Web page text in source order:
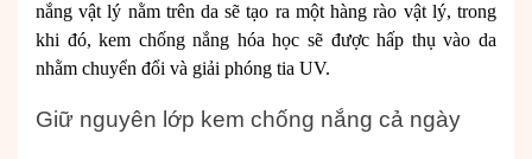
nắng vật lý nằm trên da sẽ tạo ra một hàng rào vật lý, trong
khi đó, kem chống nắng hóa học sẽ được hấp thụ vào da
nhằm chuyển đổi và giải phóng tia UV.
Giữ nguyên lớp kem chống nắng cả ngày